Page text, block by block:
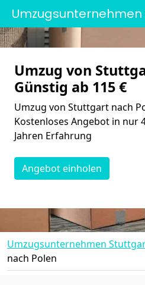
Umzug von
Günstig ab 115 €
Umzug von Stuttgart nach
Kostenloses Angebot in nur
Jahren Erfahrung
Angebot einholen
Umzugsunternehmen
nach Polen